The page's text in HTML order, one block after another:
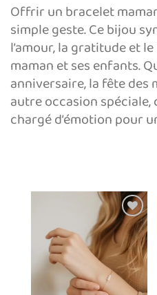
Offrir un bracelet
simple geste. Ce bijou
l’amour, la gratitude et
maman et ses enfants.
anniversaire, la fête des
autre occasion
chargé d’émotion pour
Ajouter
à la liste
d’envies